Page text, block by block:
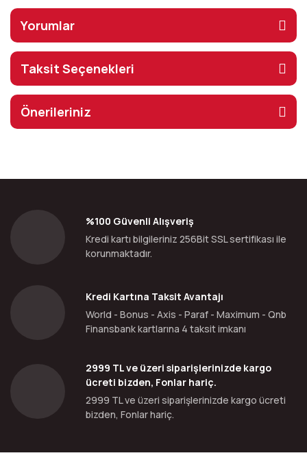
Yorumlar
Taksit Seçenekleri
Önerileriniz
%100 Güvenli Alışveriş
Kredi kartı bilgileriniz 256Bit SSL sertifikası ile
korunmaktadır.
Kredi Kartına Taksit Avantajı
World - Bonus - Axis - Paraf - Maximum - Qnb
Finansbank kartlarına 4 taksit imkanı
2999 TL ve üzeri siparişlerinizde kargo
ücreti bizden, Fonlar hariç.
2999 TL ve üzeri siparişlerinizde kargo ücreti
bizden, Fonlar hariç.